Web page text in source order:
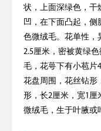
状，上面深绿色，干
凹，在下面凸起，侧
色微绒毛。花单性，
2.5厘米，密被黄绿
毛，花萼下有小苞片
花盘周围，花丝钻形
形，长2厘米，宽1厘
微绒毛，生于叶腋或